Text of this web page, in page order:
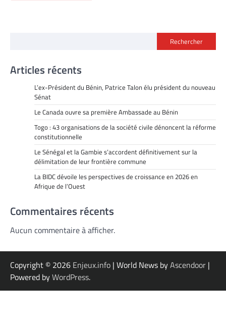
Rechercher
Articles récents
L’ex-Président du Bénin, Patrice Talon élu président du nouveau
Sénat
Le Canada ouvre sa première Ambassade au Bénin
Togo : 43 organisations de la société civile dénoncent la réforme
constitutionnelle
Le Sénégal et la Gambie s’accordent définitivement sur la
délimitation de leur frontière commune
La BIDC dévoile les perspectives de croissance en 2026 en
Afrique de l’Ouest
Commentaires récents
Aucun commentaire à afficher.
Copyright © 2026 Enjeux.info | World News byAscendoor |
Powered byWordPress.